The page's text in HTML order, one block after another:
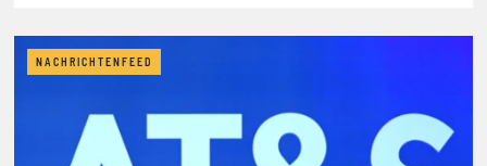
NACHRICHTENFEED